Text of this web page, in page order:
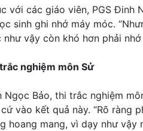
với các giáo viên, PGS Đinh
sinh ghi nhớ máy móc.
như vậy còn khó hơn phải
nghiệm môn Sử
Ngọc Bảo, thi trắc nghiệm
vào kết quả này. “Rõ
hoang mang, vì dạy như vậy